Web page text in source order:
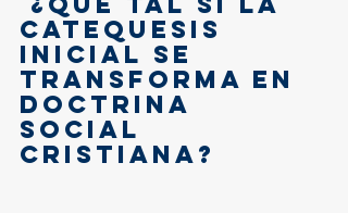
catequesis
inicial se
transforma en
doctrina
social
cristiana?